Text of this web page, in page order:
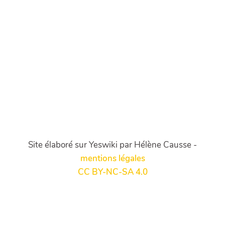
Site élaboré sur Yeswiki par Hélène Causse -
mentions légales
CC BY-NC-SA 4.0